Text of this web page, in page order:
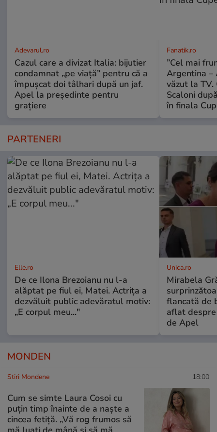
Adevarul.ro
Cazul care a divizat Italia: bijutier
condamnat „pe viață” pentru că a
împușcat doi tâlhari după un jaf.
Apel la președinte pentru
graţiere
Fanatik.ro
”Cel mai
Argentina –
văzut la TV.
Scaloni
în finala
PARTENERI
Elle.ro
De ce Ilona Brezoianu nu l-a
alăptat pe fiul ei, Matei. Actrița a
dezvăluit public adevăratul motiv:
„E corpul meu..."
Unica.ro
Mirabela
flancată de
aflat
de Apel
MONDEN
Stiri Mondene 18:00
Cum se simte Laura Cosoi cu
puțin timp înainte de a naște a
cincea fetiță. „Vă rog frumos să